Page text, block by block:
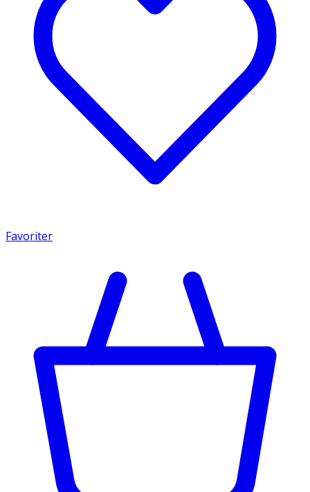
Favoriter